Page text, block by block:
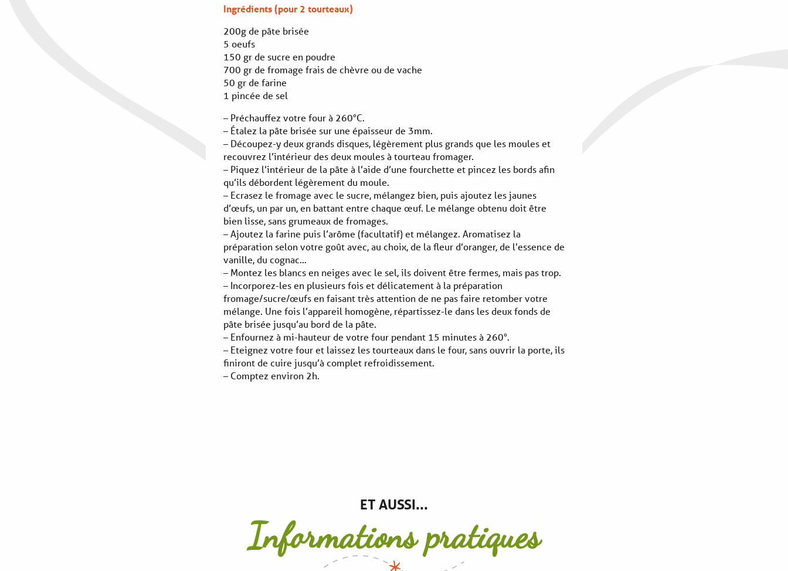
Ingrédients (pour 2 tourteaux)
200g de pâte brisée
5 oeufs
150 gr de sucre en poudre
700 gr de fromage frais de chèvre ou de vache
50 gr de farine
1 pincée de sel
– Préchauffez votre four à 260°C.
– Étalez la pâte brisée sur une épaisseur de 3mm.
– Découpez-y deux grands disques, légèrement plus grands que les moules et
recouvrez l’intérieur des deux moules à tourteau fromager.
– Piquez l’intérieur de la pâte à l’aide d’une fourchette et pincez les bords afin
qu’ils débordent légèrement du moule.
– Ecrasez le fromage avec le sucre, mélangez bien, puis ajoutez les jaunes
d’œufs, un par un, en battant entre chaque œuf. Le mélange obtenu doit être
bien lisse, sans grumeaux de fromages.
– Ajoutez la farine puis l’arôme (facultatif) et mélangez. Aromatisez la
préparation selon votre goût avec, au choix, de la fleur d’oranger, de l’essence de
vanille, du cognac…
– Montez les blancs en neiges avec le sel, ils doivent être fermes, mais pas trop.
– Incorporez-les en plusieurs fois et délicatement à la préparation
fromage/sucre/œufs en faisant très attention de ne pas faire retomber votre
mélange. Une fois l’appareil homogène, répartissez-le dans les deux fonds de
pâte brisée jusqu’au bord de la pâte.
– Enfournez à mi-hauteur de votre four pendant 15 minutes à 260°.
– Eteignez votre four et laissez les tourteaux dans le four, sans ouvrir la porte, ils
finiront de cuire jusqu’à complet refroidissement.
– Comptez environ 2h.
ET AUSSI...
Informations pratiques